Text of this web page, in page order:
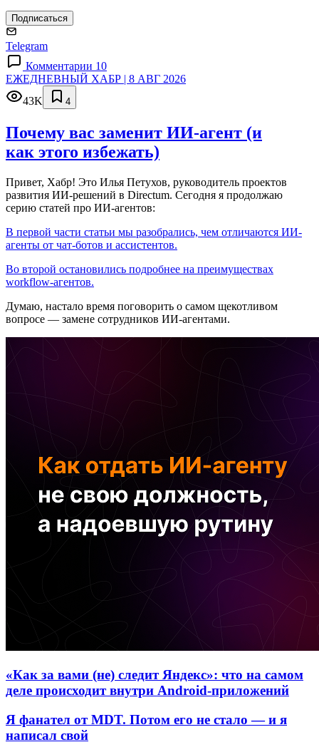
Подписаться
Telegram
Комментарии 10
ЕЖЕДНЕВНЫЙ ХАБР | 8 АВГ 2026
43K
4
Почему вас заменит ИИ‑агент (и
как этого избежать)
Привет, Хабр! Это Илья Петухов, руководитель проектов
развития ИИ-решений в Directum. Сегодня я продолжаю
серию статей про ИИ-агентов:
В первой части статьи мы разобрались, чем отличаются ИИ-
агенты от чат-ботов и ассистентов.
Во второй остановились подробнее на преимуществах
workflow-агентов.
Думаю, настало время поговорить о самом щекотливом
вопросе — замене сотрудников ИИ-агентами.
«Как за вами (не) следит Яндекс»: что на самом
деле происходит внутри Android-приложений
Я фанател от MDT. Потом его не стало — и я
написал свой